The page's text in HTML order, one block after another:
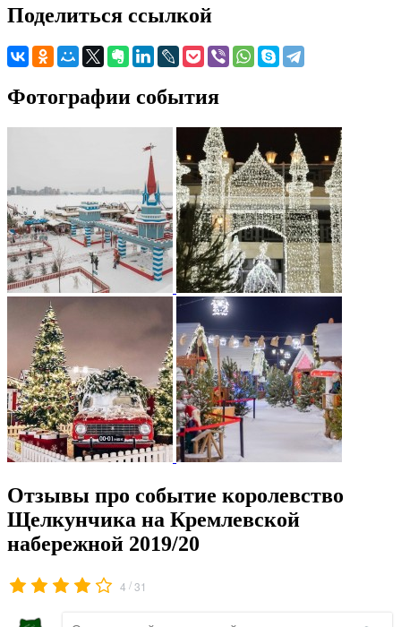
Поделиться ссылкой
Фотографии события
Отзывы про событие королевство
Щелкунчика на Кремлевской
набережной 2019/20
4 /31